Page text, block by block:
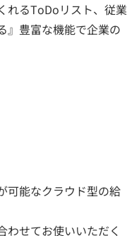
れるToDoリスト、従業
』豊富な機能で企業の
可能なクラウド型の給
わせてお使いいただく